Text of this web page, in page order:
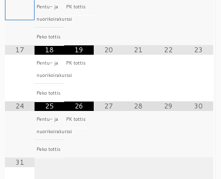
Pentu- ja
nuorikoirakurssi
Peko tottis
PK tottis
17 18
Pentu- ja
nuorikoirakurssi
Peko tottis
19
PK tottis
20 21 22 23
24 25
Pentu- ja
nuorikoirakurssi
Peko tottis
26
PK tottis
27 28 29 30
31